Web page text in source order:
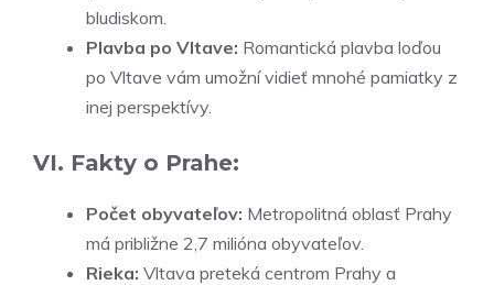
bludiskom.
Plavba po Vltave: Romantická plavba loďou
po Vltave vám umožní vidieť mnohé pamiatky z
inej perspektívy.
VI. Fakty o Prahe:
Počet obyvateľov: Metropolitná oblasť Prahy
má približne 2,7 milióna obyvateľov.
Rieka: Vltava preteká centrom Prahy a